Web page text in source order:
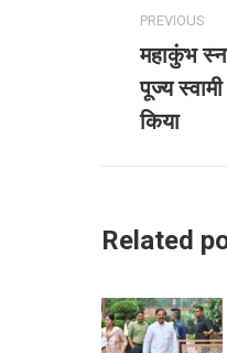
PREVIOUS
Previous
post:
महाकुंभ
पूज्य
किया
Related